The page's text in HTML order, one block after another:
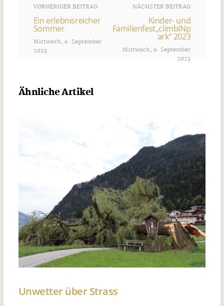
VORHERIGER BEITRAG
Ein erlebnisreicher
Sommer
Mittwoch, 6. September
2023
NÄCHSTER BEITRAG
Kinder- und
Familienfest„climbINp
ark“ 2023
Mittwoch, 6. September
2023
Ähnliche Artikel
Unwetter über Strass